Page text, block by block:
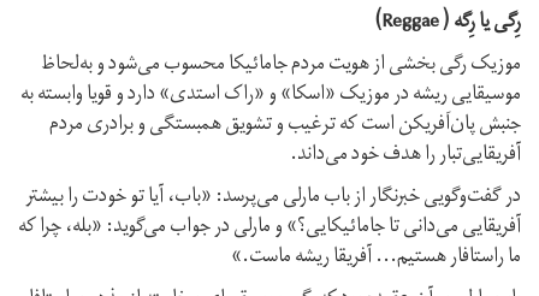
رِگی یا رِگه ( Reggae)
موزیک رگی بخشی از هویت مردم جامائیکا محسوب می‌شود و به‌لحاظ
موسیقایی ریشه در موزیک «اسکا» و «راک استدی» دارد و قویا وابسته به
جنبش پان‌اَفریکن است که ترغیب و تشویق همبستگی و برادری مردم
آفریقایی‌تبار را هدف خود می‌داند.
در گفت‌وگویی خبرنگار از باب مارلی می‌پرسد: «باب، آیا تو خودت را بیشتر
آفریقایی می‌دانی تا جامائیکایی؟» و مارلی در جواب می‌گوید: «بله، چرا که
ما راستافار هستیم… آفریقا ریشه ماست.»